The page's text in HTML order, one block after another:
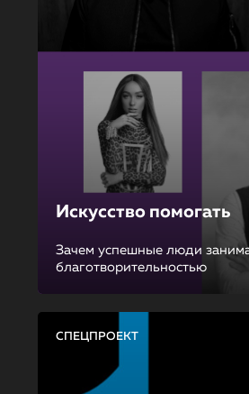
Искусство помогать
Зачем успешные люди
благотворительностью
СПЕЦПРОЕКТ